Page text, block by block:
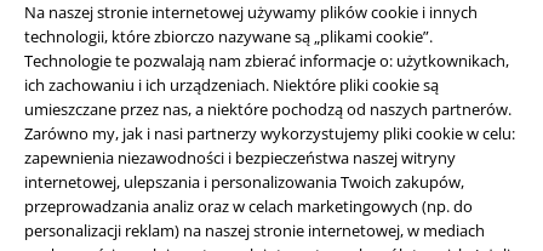
Na naszej stronie internetowej używamy plików cookie i innych
technologii, które zbiorczo nazywane są „plikami cookie”.
Technologie te pozwalają nam zbierać informacje o: użytkownikach,
ich zachowaniu i ich urządzeniach. Niektóre pliki cookie są
umieszczane przez nas, a niektóre pochodzą od naszych partnerów.
Zarówno my, jak i nasi partnerzy wykorzystujemy pliki cookie w celu:
zapewnienia niezawodności i bezpieczeństwa naszej witryny
internetowej, ulepszania i personalizowania Twoich zakupów,
przeprowadzania analiz oraz w celach marketingowych (np. do
personalizacji reklam) na naszej stronie internetowej, w mediach
Informacje prawne